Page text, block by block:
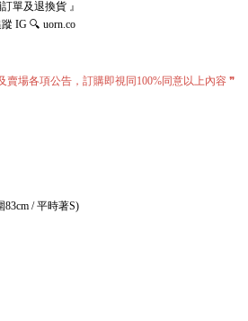
單及退換貨 』
IG 🔍 uorn.co
賣場各項公告，訂購即視同100%同意以上內容 ❞
83cm /平時著S)